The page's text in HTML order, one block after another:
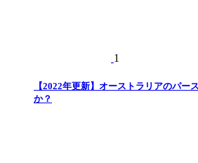
1
【2022年更新】オーストラリアのパー
か？